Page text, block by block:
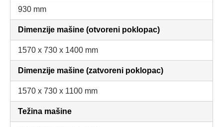
930 mm
Dimenzije mašine (otvoreni poklopac)
1570 x 730 x 1400 mm
Dimenzije mašine (zatvoreni poklopac)
1570 x 730 x 1100 mm
Težina mašine